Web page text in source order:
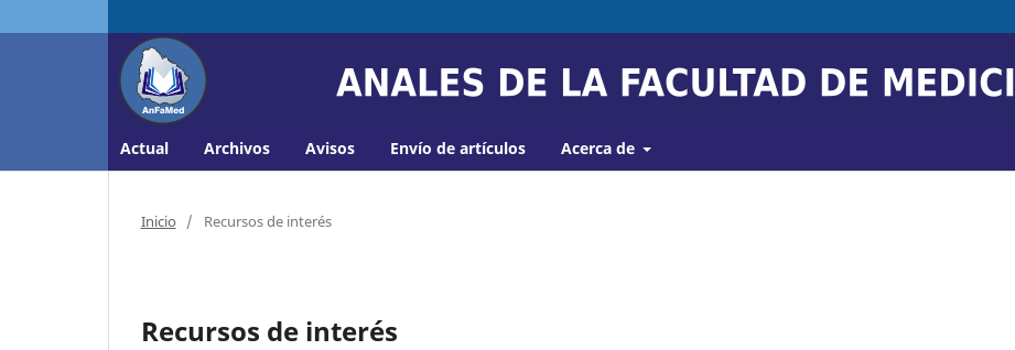
Actual Archivos Avisos Envío de artículos Acerca de
Inicio / Recursos de interés
Recursos de interés